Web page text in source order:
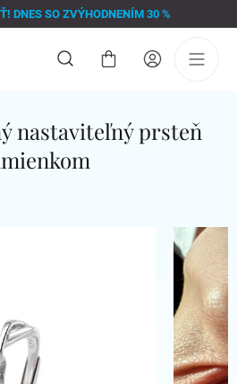
DNES SO ZVÝHODNENÍM 30 %
Nákupný
nastaviteľný prsteň